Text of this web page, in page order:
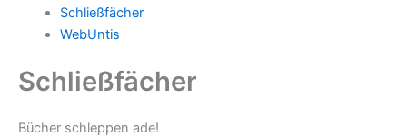
Schließfächer
WebUntis
Schließfächer
Bücher schleppen ade!